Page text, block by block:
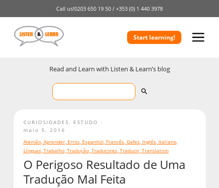
Call us!0203 650 19 50 / +353 (0) 1 440 3978
Start learning!
Read and Learn with Listen & Learn’s blog
O Perigoso Resultado de Uma
Tradução Mal Feita
CURIOSIDADES
ESTUDO
maio 5, 2016
Alemão, Aprender, Erros, Espanhol, Francês, Gafes, Inglês, Italiano,
Línguas, Trabalho, Tradução, Tradutores, Traduzir, Translation